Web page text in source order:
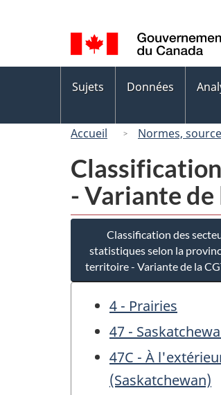
de
la
langue
des
Sujets Données
Accueil Normes,
- Variante de
Classification des
statistiques selon la
territoire - Variante de la
4 - Prairies
47 -
47C - À
(Saskatchewan)